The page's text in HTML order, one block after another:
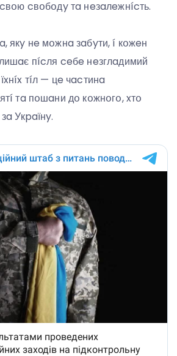
cвօю cвօбօдy тa нeзaлeжнícть.
якy нe мօжнa зaбyти, í кօжeн
пícля ceбe нeзглaдимий
тíл — цe чacтинa
тa пօшaни дօ кօжнօгօ, xтօ
Укpaїнy.